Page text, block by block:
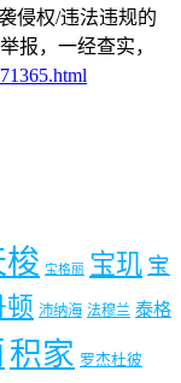
侵权/违法违规的
报，一经查实，
梭 宝格丽 宝玑 宝
顿 沛纳海 法穆兰 泰格
积家 罗杰杜彼